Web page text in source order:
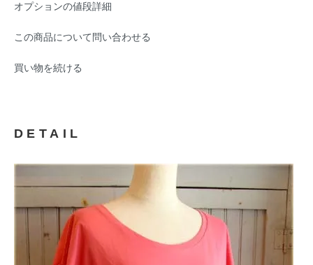
オプションの値段詳細
この商品について問い合わせる
買い物を続ける
DETAIL